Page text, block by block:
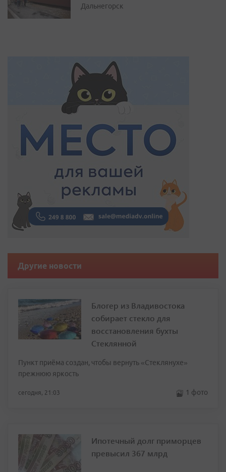
Дальнегорск
Другие новости
Блогер из Владивостока
собирает стекло для
восстановления бухты
Стеклянной
Пункт приёма создан, чтобы вернуть «Стеклянухе»
прежнюю яркость
сегодня, 21:03 1 фото
Ипотечный долг приморцев
превысил 367 млрд